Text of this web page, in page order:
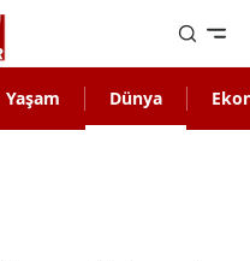
Yaşam Dünya